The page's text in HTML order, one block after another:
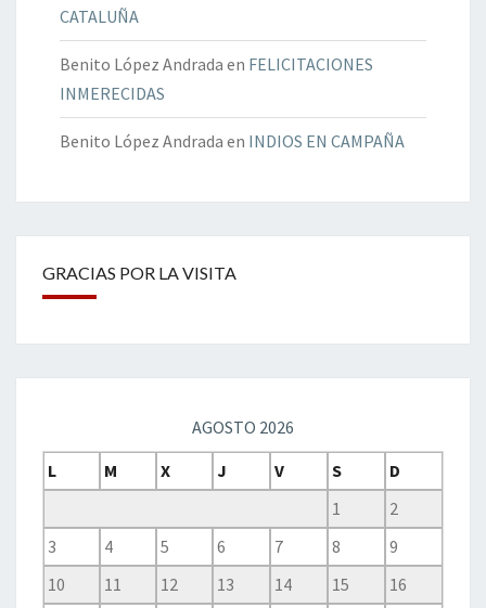
CATALUÑA
Benito López Andrada en FELICITACIONES
INMERECIDAS
Benito López Andrada en INDIOS EN CAMPAÑA
GRACIAS POR LA VISITA
AGOSTO 2026
L
M X J V S
D
1
2
3
4 5 6 7 8
9
10
11 12 13 14 15
16